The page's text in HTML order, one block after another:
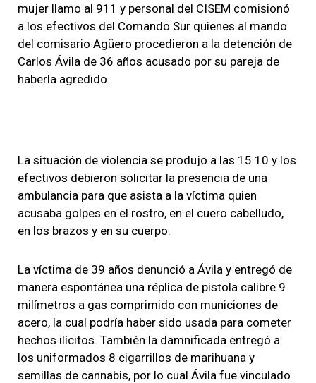
mujer llamo al 911 y personal del CISEM comisionó
a los efectivos del Comando Sur quienes al mando
del comisario Agüero procedieron a la detención de
Carlos Ávila de 36 años acusado por su pareja de
haberla agredido.
La situación de violencia se produjo a las 15.10 y los
efectivos debieron solicitar la presencia de una
ambulancia para que asista a la víctima quien
acusaba golpes en el rostro, en el cuero cabelludo,
en los brazos y en su cuerpo.
La víctima de 39 años denunció a Ávila y entregó de
manera espontánea una réplica de pistola calibre 9
milímetros a gas comprimido con municiones de
acero, la cual podría haber sido usada para cometer
hechos ilícitos. También la damnificada entregó a
los uniformados 8 cigarrillos de marihuana y
semillas de cannabis, por lo cual Ávila fue vinculado